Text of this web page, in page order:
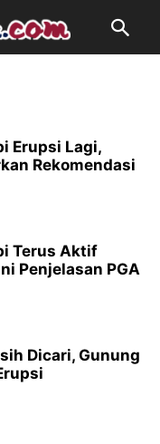
Erupsi Lagi,
Rekomendasi
Terus Aktif
Penjelasan PGA
Dicari, Gunung